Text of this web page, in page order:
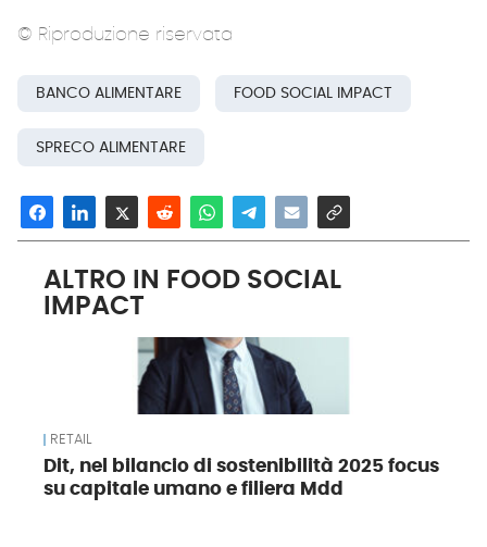
© Riproduzione riservata
BANCO ALIMENTARE FOOD SOCIAL IMPACT
SPRECO ALIMENTARE
ALTRO IN FOOD SOCIAL
IMPACT
RETAIL
Dit, nel bilancio di sostenibilità 2025 focus
su capitale umano e filiera Mdd